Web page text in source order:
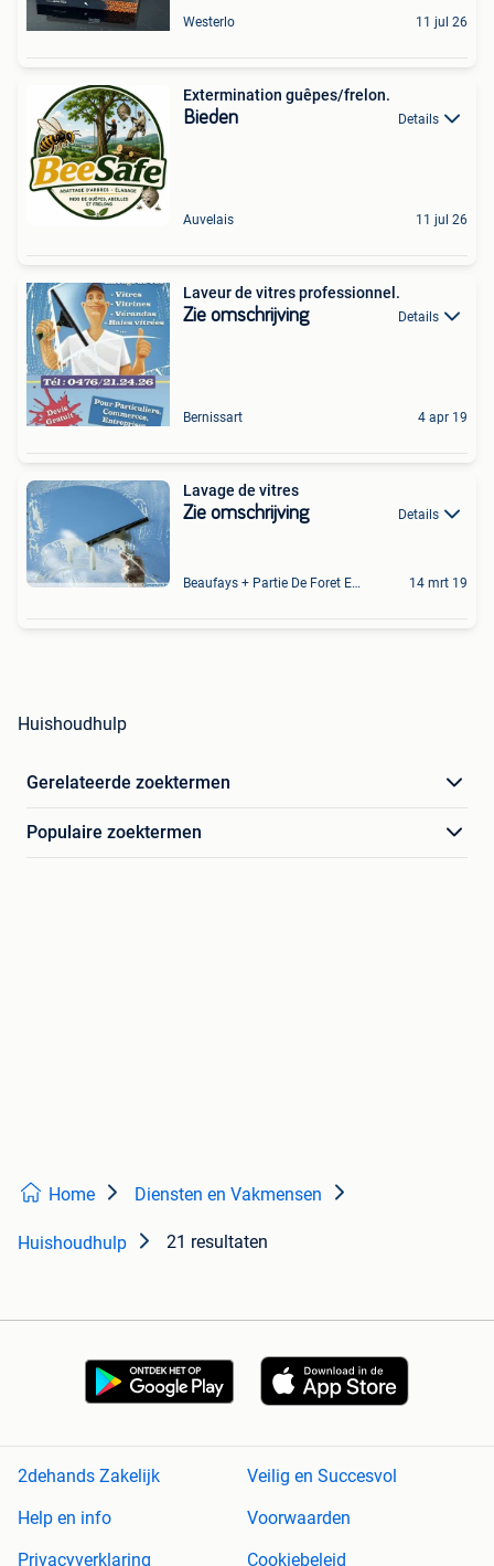
Westerlo 11 jul 26
Extermination guêpes/frelon.
Bieden Details
Auvelais 11 jul 26
Laveur de vitres professionnel.
Zie omschrijving Details
Bernissart 4 apr 19
Lavage de vitres
Zie omschrijving Details
Beaufays + Partie De Foret Et De Tilff 14 mrt 19
Huishoudhulp
Gerelateerde zoektermen
Populaire zoektermen
Home Diensten en Vakmensen
Huishoudhulp 21 resultaten
2dehands Zakelijk
Veilig en Succesvol
Help en info
Voorwaarden
Privacyverklaring
Cookiebeleid